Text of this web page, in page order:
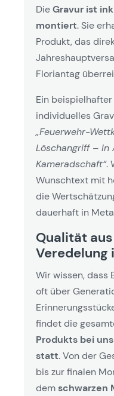
DieGravur ist
montiert. Sie
Produkt, das
Floriantag
Ein
individuelles
„Feuerwehr-
Löschangriff – In
Kameradschaft“.
Wunschtext mit
die
dauerhaft in
Qualität
Veredelung
Wir wissen, dass
oft über
findet die
Produkts bei
statt. Von der
bis zur finalen
demschwarzen